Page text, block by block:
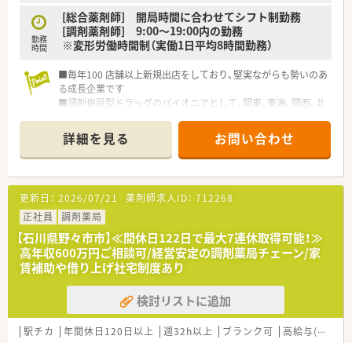
わっており、世界的に有名なデザイン賞を獲得した店舗もありま
す。
■単にお薬を処方するだけでない、患者様のパーソナルアドバイ
す。
勤務
時間
[総合薬剤師] 開局時間に合わせてシフト制勤務
[調剤薬剤師] 9:00～19:00内の勤務
※変形労働時間制（実働1日平均8時間勤務）
■毎年100 店舗以上新規出店をしており、堅実ながらも勢いのあ
る成長企業です
■調剤併設型ドラッグのパイオニアとして、関東、東海、関西、北
■研修制度は様々なプランがあり、集合研修だけでなく任意で受
講可能な研修も幅広く用意されています
■店舗で活躍する従業員、社外で活躍する従業員、将来経営幹部
となる従業員など、薬剤師として様々な活躍ができるフィールド
を用意されています
■総合薬剤師・調剤薬剤師（土日休み・19時までの勤務）どちらか
の働き方を選択できます
■調剤併設型だけでなく「医療モール・クリニック併設店舗」「敷
地内薬局」「訪問調剤特化型店舗」など様々な店舗を運営してい
ます
■在宅医療にも積極的取り組んでおり「訪問調剤特化型店舗」を
50店舗以上、無菌調剤室は業界最多の51店舗設置しています
■「プラチナくるみん認定企業」「健康経営優良法人2023（大規模
法人部門）認定」等を取得し一人ひとりが働きやすい環境が整備
されています
詳細を見る お問い合わせ
更新日： 2026/07/21 薬剤師求人ID： 712268
正社員
調剤薬局
【石川県野々市市】≪間休日122日で最大7連休取得可能！≫
高年収600万円ご相談可/経営安定の調剤薬局チェーン/家
賃補助や借り上げ社宅制度あり
検討リストに追加
駅チカ 年間休日120日以上 週32h以上 ブランク可 高給与(600万円以上)